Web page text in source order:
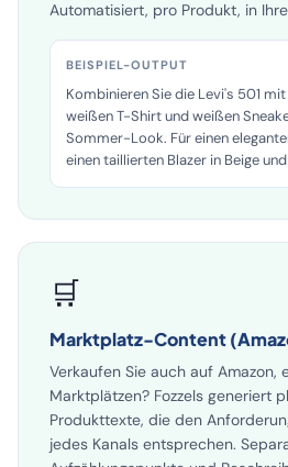
Welche Schuhe passen dazu?
BEISPIEL-OUTPUT
Kombinieren Sie die Levi's 501
weißen T-Shirt und weißen
Sommer-Look. Für einen
einen taillierten Blazer in Beige
🛒
Marktplatz-Content
Verkaufen Sie auch auf Amazon,
Marktplätzen? Fozzels generiert
Produkttexte, die den